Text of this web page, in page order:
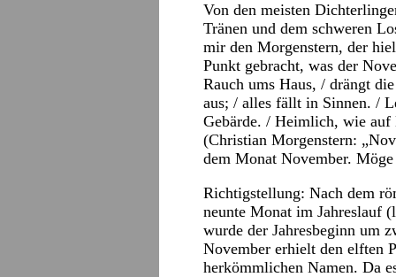
Von den meisten
Tränen und dem schweren
mir den Morgenstern, der
Punkt gebracht, was der
Rauch ums Haus, / drängt
aus; / alles fällt in Sinnen. /
Gebärde. / Heimlich, wie auf
(Christian Morgenstern:
dem Monat November.
Richtigstellung: Nach dem
neunte Monat im Jahreslauf
wurde der Jahresbeginn um
November erhielt den elften
herkömmlichen Namen. Da